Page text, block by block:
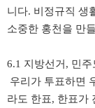
니다. 비정규직 생
소중한 홍천을 만
6.1 지방선거, 민
우리가 투표하면
라도 한표, 한표가